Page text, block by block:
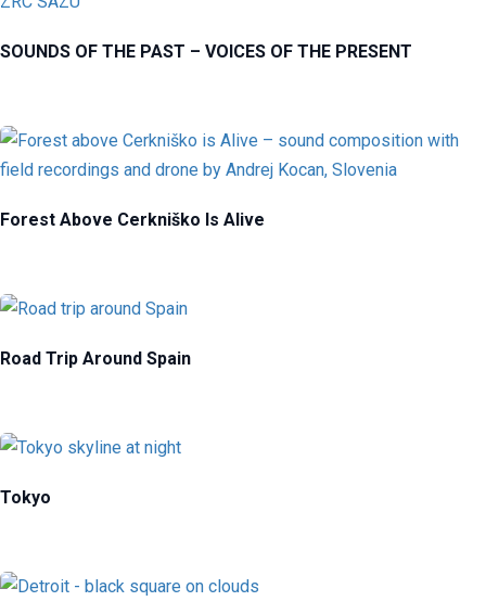
SOUNDS OF THE PAST – VOICES OF THE PRESENT
Forest Above Cerkniško Is Alive
Road Trip Around Spain
Tokyo